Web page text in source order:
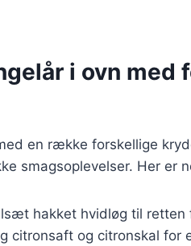
i ovn med
en række forskellige
smagsoplevelser. Her er
hakket hvidløg til retten
citronsaft og citronskal for